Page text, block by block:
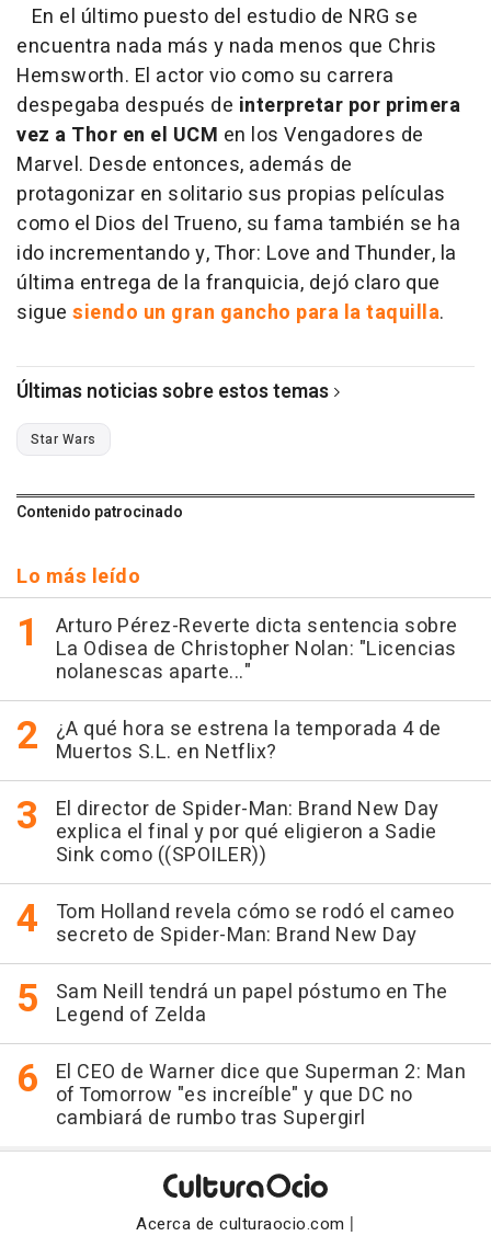
En el último puesto del estudio de NRG se
encuentra nada más y nada menos que Chris
Hemsworth. El actor vio como su carrera
despegaba después de interpretar por primera
vez a Thor en el UCM en los Vengadores de
Marvel. Desde entonces, además de
protagonizar en solitario sus propias películas
como el Dios del Trueno, su fama también se ha
ido incrementando y, Thor: Love and Thunder, la
última entrega de la franquicia, dejó claro que
sigue siendo un gran gancho para la taquilla.
Últimas noticias sobre estos temas
Star Wars
Contenido patrocinado
Lo más leído
Arturo Pérez-Reverte dicta sentencia sobre
La Odisea de Christopher Nolan: "Licencias
nolanescas aparte..."
¿A qué hora se estrena la temporada 4 de
Muertos S.L. en Netflix?
El director de Spider-Man: Brand New Day
explica el final y por qué eligieron a Sadie
Sink como ((SPOILER))
Tom Holland revela cómo se rodó el cameo
secreto de Spider-Man: Brand New Day
Sam Neill tendrá un papel póstumo en The
Legend of Zelda
El CEO de Warner dice que Superman 2: Man
of Tomorrow "es increíble" y que DC no
cambiará de rumbo tras Supergirl
Acerca de culturaocio.com |